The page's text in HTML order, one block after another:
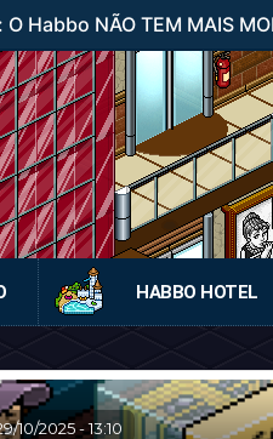
Habbo NÃO TEM MAIS
HABBO HOTEL
10/2025-13:10